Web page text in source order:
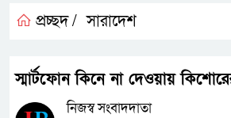
প্রচ্ছদ / সারাদেশ
স্মার্টফোন কিনে না দেওয়ায়
নিজস্ব সংবাদদাতা